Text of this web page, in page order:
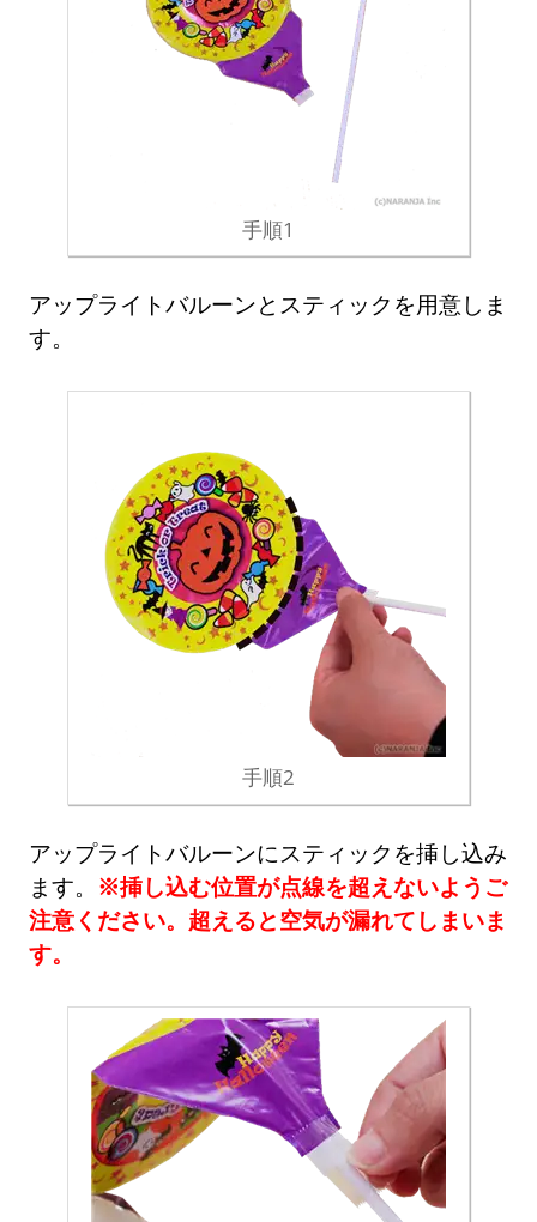
手順1
アップライトバルーンとスティックを用意しま
す。
手順2
アップライトバルーンにスティックを挿し込み
ます。 ※挿し込む位置が点線を超えないようご
注意ください。超えると空気が漏れてしまいま
す。